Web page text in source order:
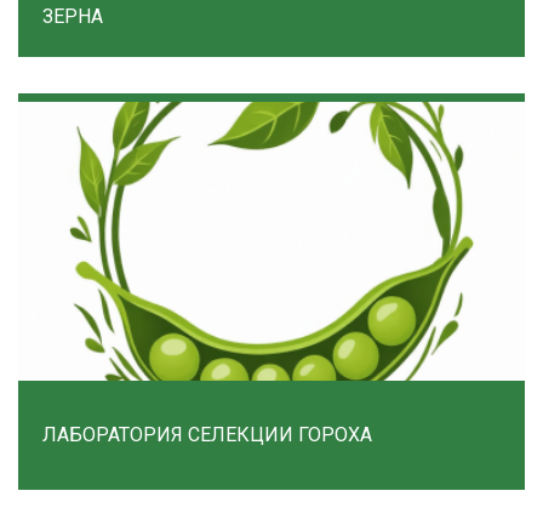
ЗЕРНА
ЛАБОРАТОРИЯ СЕЛЕКЦИИ ГОРОХА